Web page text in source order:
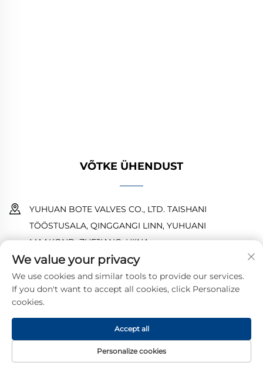
VÕTKE ÜHENDUST
YUHUAN BOTE VALVES CO., LTD. TAISHANI
TÖÖSTUSALA, QINGGANGI LINN, YUHUANI
MAAKOND, ZHEJIANG, HIINA
18968473237
[email protected]
Autoriõigus © 2025 YUHUAN BOTE VALVES CO., LTD.
Privaatsuspoliitika
We value your privacy
We use cookies and similar tools to provide our services.
If you don't want to accept all cookies, click Personalize
cookies.
Personalize cookies
Accept all